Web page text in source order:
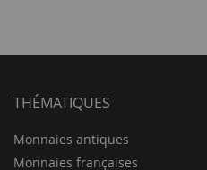
THÉMATIQUES
Monnaies antiques
Monnaies françaises